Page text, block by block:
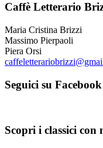
Caffè Letterario
Maria Cristina Brizzi
Massimo Pierpaoli
Piera Orsi
Seguici su Facebook
Scopri i classici con